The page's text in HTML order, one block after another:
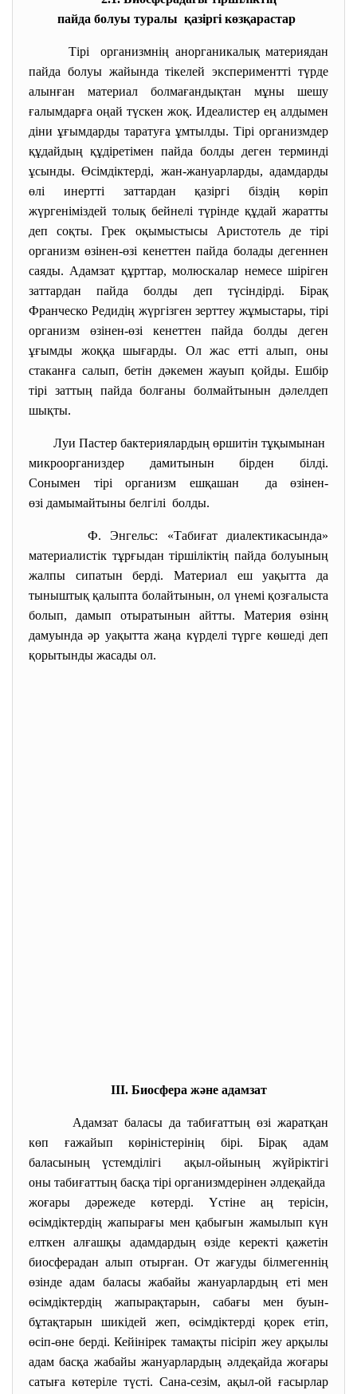
пайда болуы туралы қазіргі көзқарастар
Тірі организмнің анорганикалық материядан
пайда болуы жайында тікелей экспериментті түрде
алынған материал болмағандықтан мұны шешу
ғалымдарға оңай түскен жоқ. Идеалистер ең алдымен
діни ұғымдарды таратуға ұмтылды. Тірі организмдер
құдайдың құдіретімен пайда болды деген терминді
ұсынды. Өсімдіктерді, жан-жануарларды, адамдарды
өлі инертті заттардан қазіргі біздің көріп
жүргеніміздей толық бейнелі түрінде құдай жаратты
деп соқты. Грек оқымыстысы Аристотель де тірі
организм өзінен-өзі кенеттен пайда болады дегеннен
саяды. Адамзат құрттар, молюскалар немесе шіріген
заттардан пайда болды деп түсіндірді. Бірақ
Франческо Редидің жүргізген зерттеу жұмыстары, тірі
организм өзінен-өзі кенеттен пайда болды деген
ұғымды жоққа шығарды. Ол жас етті алып, оны
стаканға салып, бетін дәкемен жауып қойды. Ешбір
тірі заттың пайда болғаны болмайтынын дәлелдеп
шықты.
Луи Пастер бактериялардың өршитін тұқымынан
микроорганиздер дамитынынбірден білді.
Сонымен тірі организм ешқашан да өзінен-
өзі дамымайтыны белгілі болды.
Ф. Энгельс: «Табиғат диалектикасында»
материалистік тұрғыдан тіршіліктің пайда болуының
жалпы сипатын берді. Материал еш уақытта да
тыныштық қалыпта болайтынын, ол үнемі қозғалыста
болып, дамып отыратынын айтты. Материя өзінң
дамуында әр уақытта жаңа күрделі түрге көшеді деп
қорытынды жасады ол.
ІІІ. Биосфера және адамзат
Адамзат баласы да табиғаттың өзі жаратқан
көп ғажайып көріністерінің бірі. Бірақ адам
баласының үстемділігі ақыл-ойының жүйріктігі
оны табиғаттың басқа тірі организмдерінен әлдеқайда
жоғары дәрежеде көтерді. Үстіне аң терісін,
өсімдіктердің жапырағы мен қабығын жамылып күн
елткен алғашқы адамдардың өзіде керекті қажетін
биосферадан алып отырған. От жағуды білмегеннің
өзінде адам баласы жабайы жануарлардың еті мен
өсімдіктердің жапырақтарын, сабағы мен буын-
бұтақтарын шикідей жеп, өсімдіктерді қорек етіп,
өсіп-өне берді. Кейінірек тамақты пісіріп жеу арқылы
адам басқа жабайы жануарлардың әлдеқайда жоғары
сатыға көтеріле түсті. Сана-сезім, ақыл-ой ғасырлар